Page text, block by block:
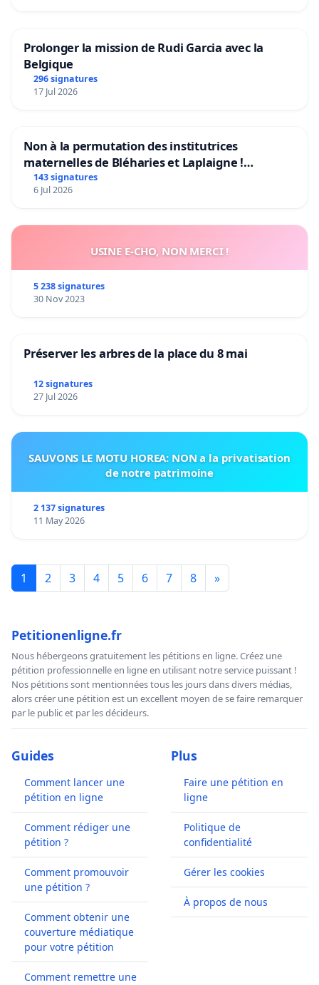
Prolonger la mission de Rudi Garcia avec la
Belgique
296 signatures
17 Jul 2026
Non à la permutation des institutrices
maternelles de Bléharies et Laplaigne !
Préservons la stabilité de nos enfants.
143 signatures
6 Jul 2026
USINE E-CHO, NON MERCI !
5 238 signatures
30 Nov 2023
Préserver les arbres de la place du 8 mai
12 signatures
27 Jul 2026
SAUVONS LE MOTU HOREA: NON a la privatisation
de notre patrimoine
2 137 signatures
11 May 2026
1 2 3 4 5 6 7 8 »
Petitionenligne.fr
Nous hébergeons gratuitement les pétitions en ligne. Créez une
pétition professionnelle en ligne en utilisant notre service puissant !
Nos pétitions sont mentionnées tous les jours dans divers médias,
alors créer une pétition est un excellent moyen de se faire remarquer
par le public et par les décideurs.
Guides
Comment lancer une
pétition en ligne
Comment rédiger une
pétition ?
Comment promouvoir
une pétition ?
Comment obtenir une
couverture médiatique
pour votre pétition
Comment remettre une
Plus
Faire une pétition en
ligne
Politique de
confidentialité
Gérer les cookies
À propos de nous